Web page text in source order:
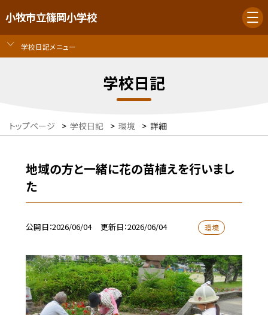
小牧市立篠岡小学校
学校日記メニュー
学校日記
トップページ > 学校日記 > 環境 > 詳細
地域の方と一緒に花の苗植えを行いまし
た
公開日 2026/06/04 更新日 2026/06/04 環境